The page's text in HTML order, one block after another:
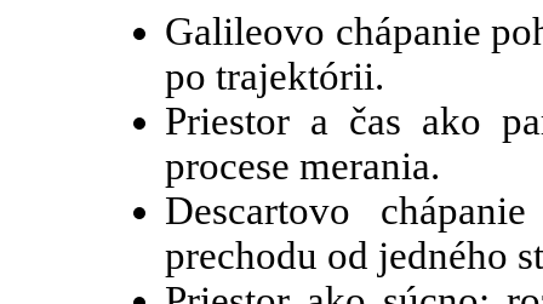
Galileovo chápanie
po trajektórii.
Priestor a čas ako
procese merania.
Descartovo
prechodu od jedného